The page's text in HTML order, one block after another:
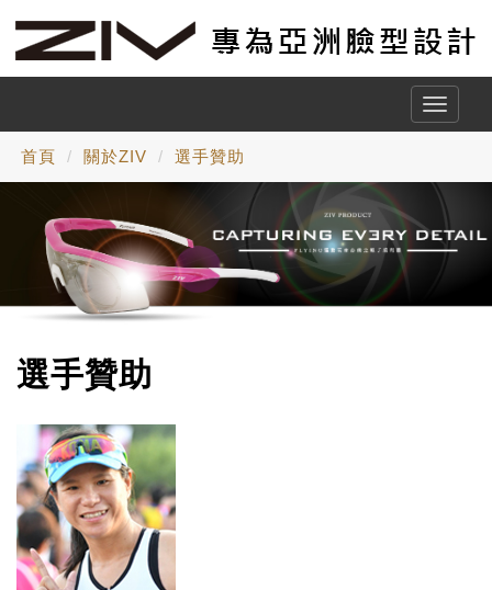
Toggle
首頁 關於ZIV 選手贊助
選手贊助